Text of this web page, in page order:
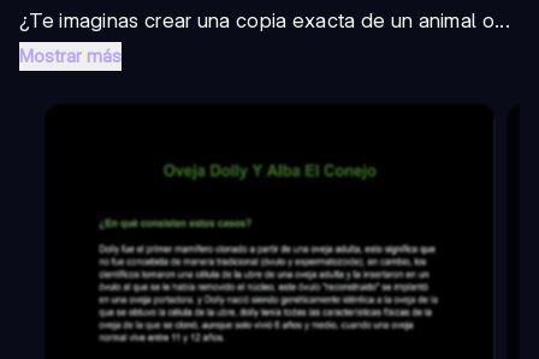
¿Te imaginas crear una copia exacta de un animal o...
Mostrar más